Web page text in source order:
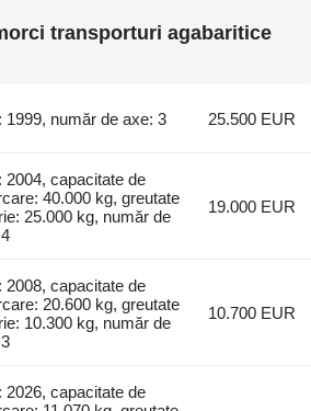
transporturi agabaritice
1999, număr de axe: 3 25.500 EUR
2004, capacitate de
40.000 kg, greutate
25.000 kg, număr de
19.000 EUR
2008, capacitate de
20.600 kg, greutate
10.300 kg, număr de
10.700 EUR
2026, capacitate de